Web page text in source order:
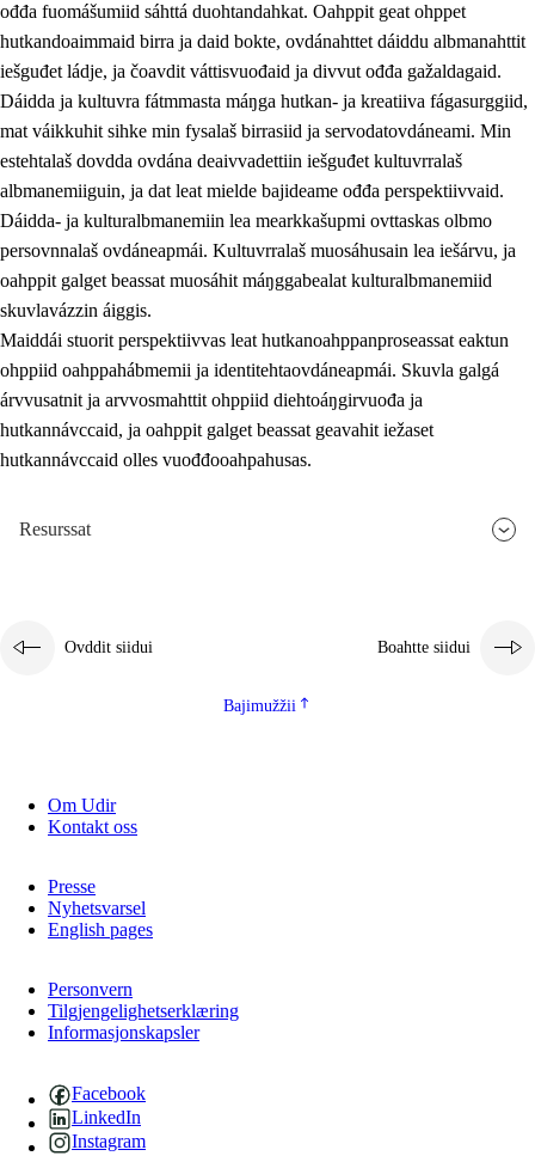
ođđa fuomášumiid sáhttá duohtandahkat. Oahppit geat ohppet
hutkandoaimmaid birra ja daid bokte, ovdánahttet dáiddu albmanahttit
iešguđet ládje, ja čoavdit váttisvuođaid ja divvut ođđa gažaldagaid.
Dáidda ja kultuvra fátmmasta máŋga hutkan- ja kreatiiva fágasurggiid,
mat váikkuhit sihke min fysalaš birrasiid ja servodatovdáneami. Min
estehtalaš dovdda ovdána deaivvadettiin iešguđet kultuvrralaš
albmanemiiguin, ja dat leat mielde bajideame ođđa perspektiivvaid.
Dáidda- ja kulturalbmanemiin lea mearkkašupmi ovttaskas olbmo
persovnnalaš ovdáneapmái. Kultuvrralaš muosáhusain lea iešárvu, ja
oahppit galget beassat muosáhit máŋggabealat kulturalbmanemiid
skuvlavázzin áiggis.
Maiddái stuorit perspektiivvas leat hutkanoahppanproseassat eaktun
ohppiid oahppahábmemii ja identitehtaovdáneapmái. Skuvla galgá
árvvusatnit ja arvvosmahttit ohppiid diehtoáŋgirvuođa ja
hutkannávccaid, ja oahppit galget beassat geavahit iežaset
hutkannávccaid olles vuođđooahpahusas.
Resurssat
Ovddit siidui Boahtte siidui
Bajimužžii
Om Udir
Kontakt oss
Presse
Nyhetsvarsel
English pages
Personvern
Tilgjengelighetserklæring
Informasjonskapsler
Facebook
LinkedIn
Instagram